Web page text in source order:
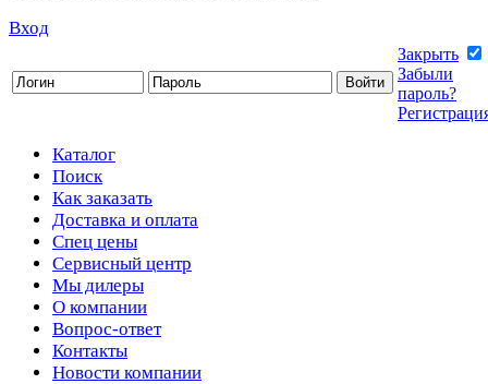
Вход
Закрыть
Забыли
пароль?
Каталог
Поиск
Как заказать
Доставка и оплата
Спец цены
Сервисный центр
Мы дилеры
О компании
Вопрос-ответ
Контакты
Новости компании